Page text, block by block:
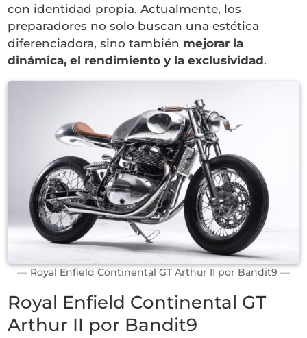
con identidad propia. Actualmente, los
preparadores no solo buscan una estética
diferenciadora, sino también mejorar la
dinámica, el rendimiento y la exclusividad.
Royal Enfield Continental GT Arthur II por Bandit9
Royal Enfield Continental GT
Arthur II por Bandit9